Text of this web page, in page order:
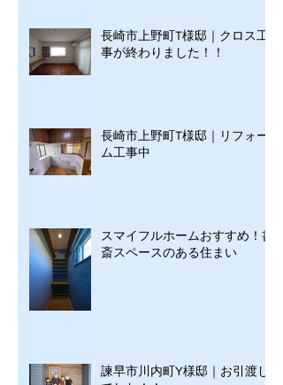
長崎市上野町T様邸｜クロス工
事が終わりました！！
長崎市上野町T様邸｜リフォー
ム工事中
スマイフルホームおすすめ！書
斎スペースのある住まい
諫早市川内町Y様邸｜お引渡し